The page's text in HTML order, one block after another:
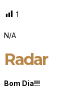
1
N/A
Radar
Bom Dia!!!